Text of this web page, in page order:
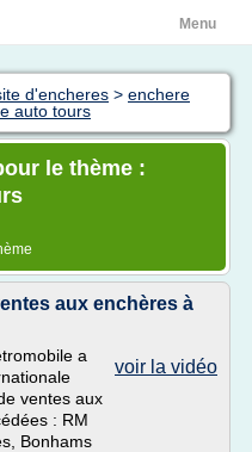
Menu
d'encheres > enchere
auto tours
le thème :
aux enchères à
voir la vidéo
a
ventes aux
: RM
Bonhams